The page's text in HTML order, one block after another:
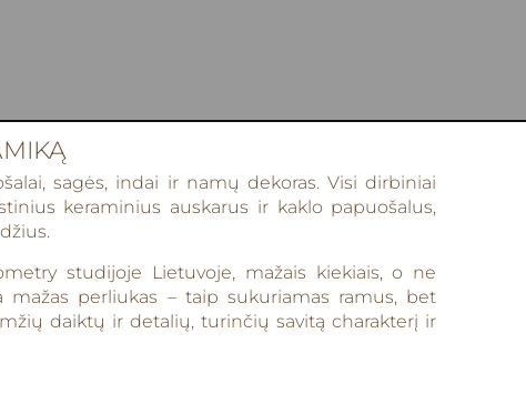
sagės, indai ir namų dekoras. Visi dirbiniai
keraminius auskarus ir kaklo papuošalus,
studijoje Lietuvoje, mažais kiekiais, o ne
perliukas – taip sukuriamas ramus, bet
daiktų ir detalių, turinčių savitą charakterį ir